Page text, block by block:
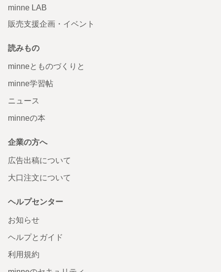
minne LAB
販売支援企画・イベント
読みもの
minneとものづくりと
minne学習帖
ニュース
minneの本
企業の方へ
広告出稿について
大口注文について
ヘルプセンター
お知らせ
ヘルプとガイド
利用規約